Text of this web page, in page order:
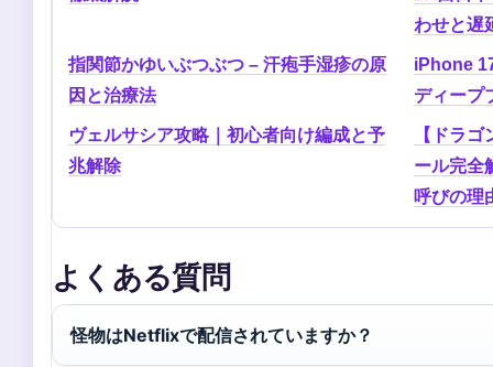
わせと遅
指関節かゆいぶつぶつ – 汗疱手湿疹の原
因と治療法
iPhone
ディープ
ヴェルサシア攻略｜初心者向け編成と予
兆解除
【ドラ
ール完全
呼びの理
よくある質問
怪物はNetflixで配信されていますか？